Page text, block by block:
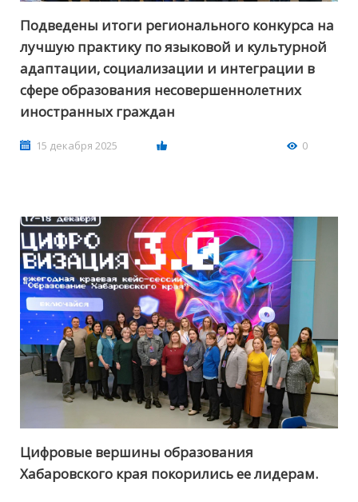
Подведены итоги регионального конкурса на
лучшую практику по языковой и культурной
адаптации, социализации и интеграции в
сфере образования несовершеннолетних
иностранных граждан
15 декабря 2025 0
Цифровые вершины образования
Хабаровского края покорились ее лидерам.